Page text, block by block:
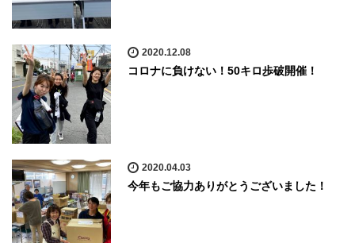
2020.12.08
コロナに負けない！50キロ歩破開催！
2020.04.03
今年もご協力ありがとうございました！